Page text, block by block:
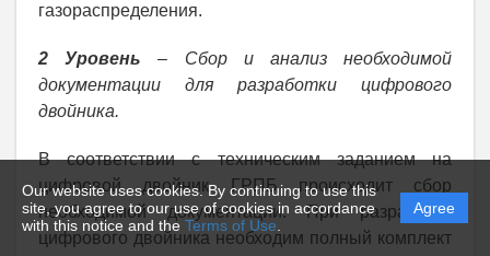
Our website uses cookies. By continuing to use this
site, you agree to our use of cookies in accordance
with this notice and the Terms of Use
Agree
газораспределения.
2 Уровень– Сбор и анализ необходимой
документации для разработки цифрового
двойника.
В соответствии с техническим заданием на
цифровой двойник ГРПБ происходит сбор
необходимой документации. При разработке
цифрового двойника необходим полный комплект